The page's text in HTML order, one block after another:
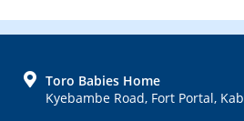
FOOTERToro Babies Home
Kyebambe Road, Fort Portal,